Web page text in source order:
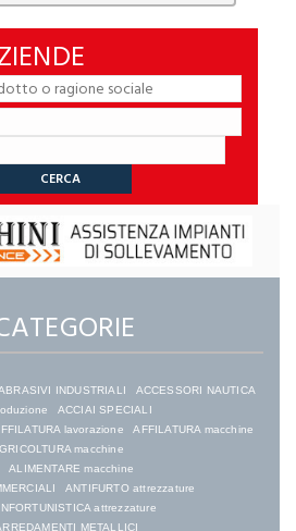
INDUSTRIALI
ACCESSORI NAUTICA
ACCIAI SPECIALI
lavorazione
AFFILATURA macchine
macchine
ALIMENTARE macchine
ANTIFURTO attrezzature
attrezzature
METALLICI